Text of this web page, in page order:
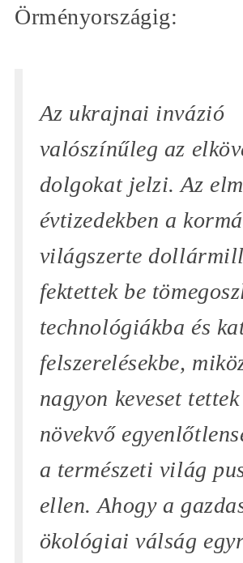
Örményországig:
Az ukrajnai invázió
valószínűleg az
dolgokat jelzi. Az
évtizedekben a
világszerte
fektettek be
technológiákba és
felszerelésekbe,
nagyon keveset
növekvő
a természeti világ
ellen. Ahogy a
ökológiai válság